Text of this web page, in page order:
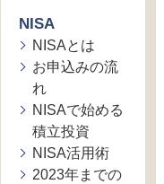
NISA
NISAとは
お申込みの流
れ
NISAで始める
積立投資
NISA活用術
2023年までの